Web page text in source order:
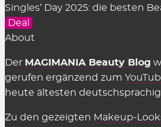
Kostet es etwas, die
Beauty-Shops zu
Nein, alle hier gelisteten
wir natürlich völligkostenlos
in den Shops selbst muss
genannte Einschränkungen
Singles’ Day 2025: die besten
Deal
About
Der MAGIMANIA Beauty Blog
gerufen ergänzend zum
heute ältesten
Zu den gezeigten Makeup-